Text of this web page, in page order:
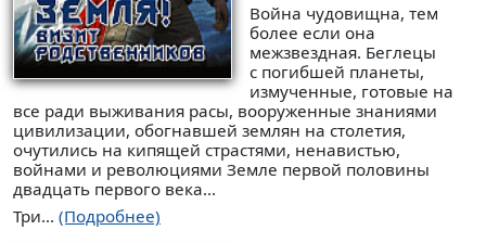
Война чудовищна, тем
более если она
межзвездная. Беглецы
с погибшей планеты,
измученные, готовые на
все ради выживания расы, вооруженные знаниями
цивилизации, обогнавшей землян на столетия,
очутились на кипящей страстями, ненавистью,
войнами и революциями Земле первой половины
двадцать первого века...
Три... (Подробнее)